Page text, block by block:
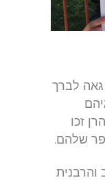
לברך
זכו
שלהם.
והרבנית